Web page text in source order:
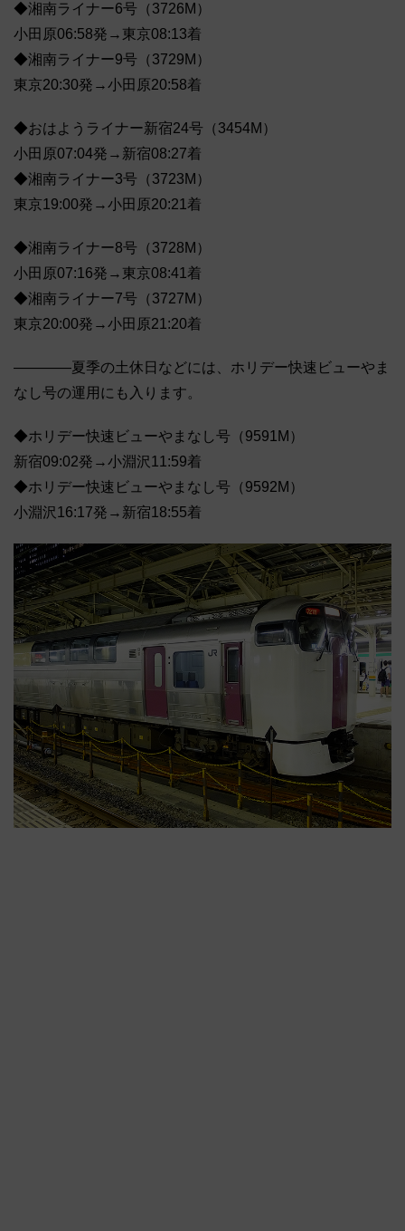
◆湘南ライナー6号（3726M）
小田原06:58発→東京08:13着
◆湘南ライナー9号（3729M）
東京20:30発→小田原20:58着
◆おはようライナー新宿24号（3454M）
小田原07:04発→新宿08:27着
◆湘南ライナー3号（3723M）
東京19:00発→小田原20:21着
◆湘南ライナー8号（3728M）
小田原07:16発→東京08:41着
◆湘南ライナー7号（3727M）
東京20:00発→小田原21:20着
――――夏季の土休日などには、ホリデー快速ビューやま
なし号の運用にも入ります。
◆ホリデー快速ビューやまなし号（9591M）
新宿09:02発→小淵沢11:59着
◆ホリデー快速ビューやまなし号（9592M）
小淵沢16:17発→新宿18:55着